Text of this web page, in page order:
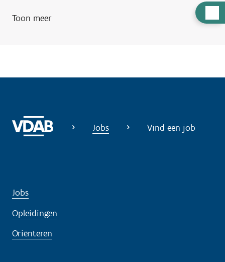
u
o
Toon meer
Jobs Vind een job
Jobs
Opleidingen
Oriënteren